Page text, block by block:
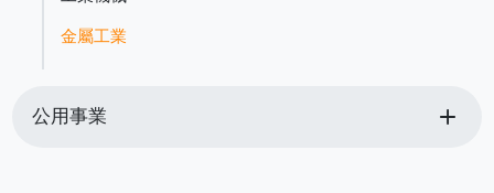
金屬工業
公用事業 add